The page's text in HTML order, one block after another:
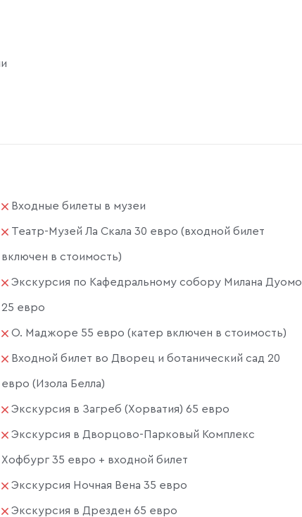
Входные билеты в музеи
Театр-Музей Ла Скала 30 евро (входной билет
включен в стоимость)
Экскурсия по Кафедральному собору Милана Дуомо
25 евро
О. Маджоре 55 евро (катер включен в стоимость)
Входной билет во Дворец и ботанический сад 20
евро (Изола Белла)
Экскурсия в Загреб (Хорватия) 65 евро
Экскурсия в Дворцово-Парковый Комплекс
Хофбург 35 евро + входной билет
Экскурсия Ночная Вена 35 евро
Экскурсия в Дрезден 65 евро